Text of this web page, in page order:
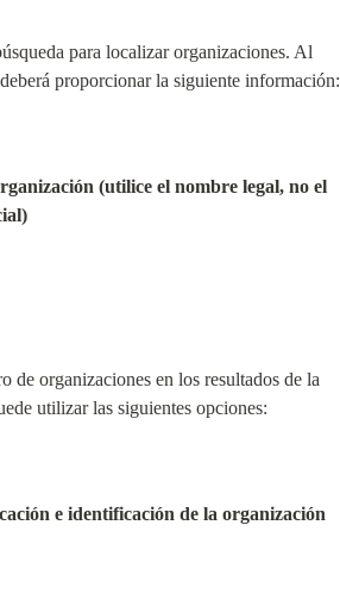
para localizar organizaciones. Al
proporcionar la siguiente información:
(utilice el nombre legal, no el
de organizaciones en los resultados de la
utilizar las siguientes opciones:
e identificación de la organización